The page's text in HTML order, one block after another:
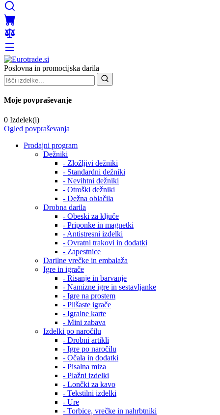
Poslovna in promocijska darila
Moje povpraševanje
0 Izdelek(i)
Ogled povpraševanja
Prodajni program
Dežniki
- Zložljivi dežniki
- Standardni dežniki
- Nevihtni dežniki
- Otroški dežniki
- Dežna oblačila
Drobna darila
- Obeski za ključe
- Priponke in magnetki
- Antistresni izdelki
- Ovratni trakovi in dodatki
- Zapestnice
Darilne vrečke in embalaža
Igre in igrače
- Risanje in barvanje
- Namizne igre in sestavljanke
- Igre na prostem
- Plišaste igrače
- Igralne karte
- Mini zabava
Izdelki po naročilu
- Drobni artikli
- Igre po naročilu
- Očala in dodatki
- Pisalna miza
- Plažni izdelki
- Lončki za kavo
- Tekstilni izdelki
- Ure
- Torbice, vrečke in nahrbtniki